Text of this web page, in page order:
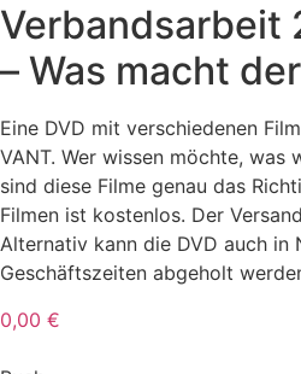
Verbandsarbeit
– Was macht
Eine DVD mit verschiedenen
VANT. Wer wissen möchte, was
sind diese Filme genau das
Filmen ist kostenlos. Der
Alternativ kann die DVD auch in
Geschäftszeiten abgeholt
0,00 €